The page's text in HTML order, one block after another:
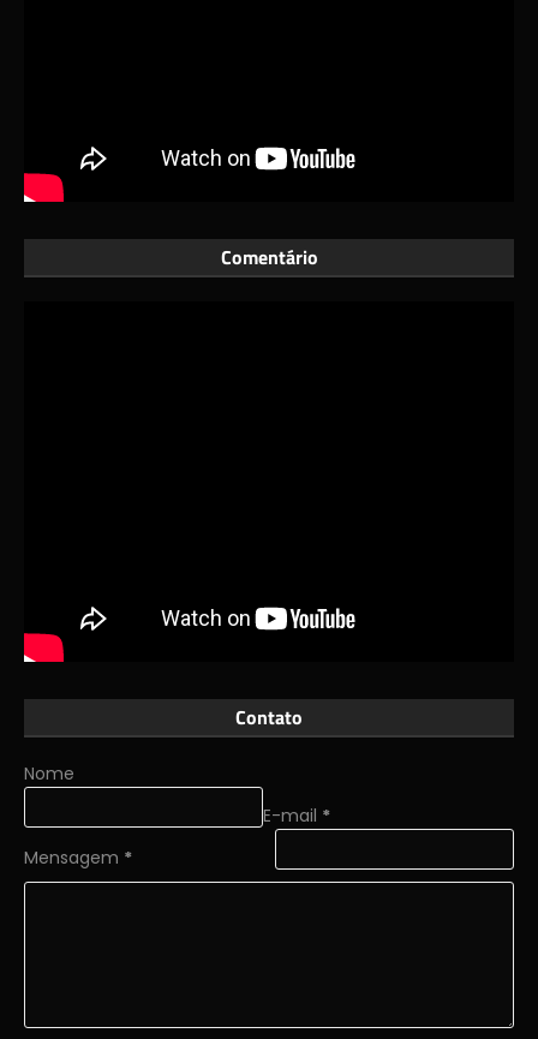
Comentário
Contato
Nome
E-mail *
Mensagem *